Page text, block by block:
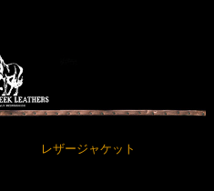
レザージャケット